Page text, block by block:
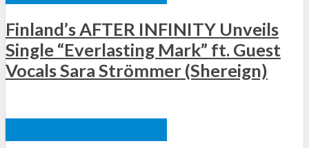
Finland’s AFTER INFINITY Unveils
Single “Everlasting Mark” ft. Guest
Vocals Sara Strömmer (Shereign)